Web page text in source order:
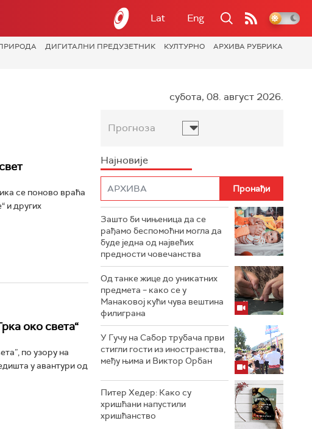
Lat Eng
ДИГИТАЛНИ ПРЕДУЗЕТНИК КУЛТУРНО
АРХИВА РУБРИКА
се поново враћа
и других
око света“
по узору на
у авантури од
субота, 08. август 2026.
Прогноза
Најновије
Зашто би чињеница да се
рађамо беспомоћни могла да
буде једна од највећих
предности човечанства
Од танке жице до уникатних
предмета – како се у
Манаковој кући чува вештина
филиграна
У Гучу на Сабор трубача први
стигли гости из иностранства,
међу њима и Виктор Орбан
Питер Хедер: Како су
хришћани напустили
хришћанство